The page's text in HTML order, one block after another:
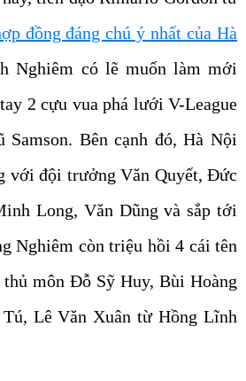
đồng đáng chú ý nhất của Hà
Nghiêm có lẽ muốn làm mới
2 cựu vua phá lưới V-League
Samson. Bên cạnh đó, Hà Nội
với đội trưởng Văn Quyết, Đức
Long, Văn Dũng và sắp tới
Nghiêm còn triệu hồi 4 cái tên
môn Đỗ Sỹ Huy, Bùi Hoàng
Lê Văn Xuân từ Hồng Lĩnh